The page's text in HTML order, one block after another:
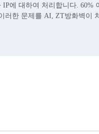
에 대하여 처리합니다. 60%
러한 문제를 AI, ZT방화벽이